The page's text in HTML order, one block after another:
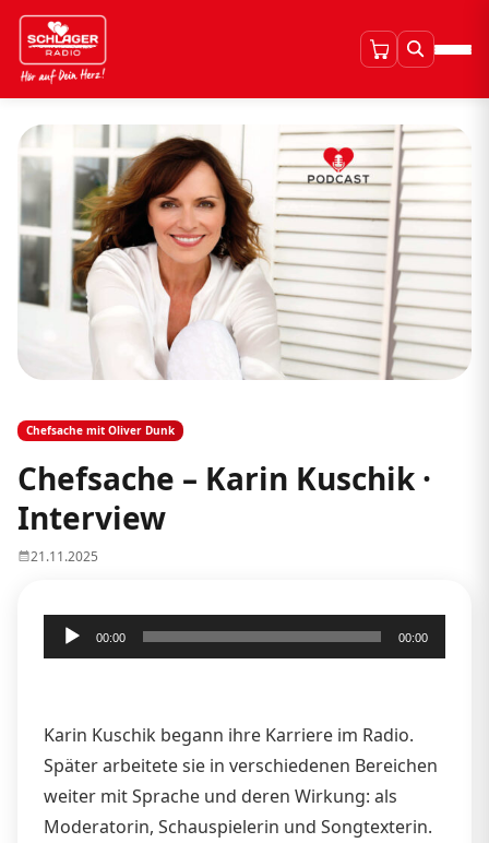
Chefsache mit Oliver Dunk
Chefsache – Karin Kuschik ·
Interview
21.11.2025
Audio-
Player
00:00 00:00
Karin Kuschik begann ihre Karriere im Radio.
Später arbeitete sie in verschiedenen Bereichen
weiter mit Sprache und deren Wirkung: als
Moderatorin, Schauspielerin und Songtexterin.